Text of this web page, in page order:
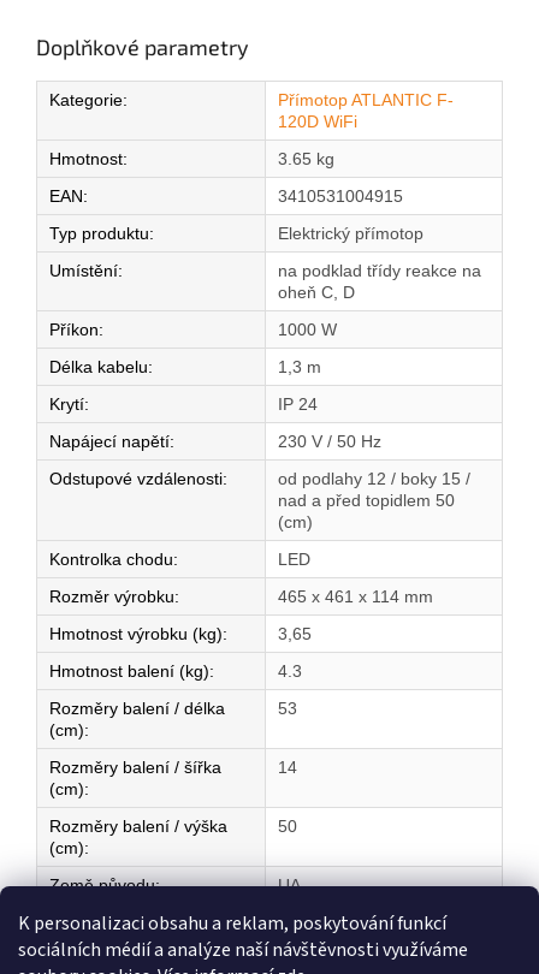
K personalizaci obsahu a reklam, poskytování funkcí
sociálních médií a analýze naší návštěvnosti využíváme
Doplňkové parametry
Kategorie:
Přímotop ATLANTIC F-
120D WiFi
Hmotnost:
3.65 kg
EAN:
3410531004915
Typ produktu:
Elektrický přímotop
Umístění:
na podklad třídy reakce na
oheň C, D
Příkon:
1000 W
Délka kabelu:
1,3 m
Krytí:
IP 24
Napájecí napětí:
230 V / 50 Hz
Odstupové vzdálenosti:
od podlahy 12 / boky 15 /
nad a před topidlem 50
(cm)
Kontrolka chodu:
LED
Rozměr výrobku:
465 x 461 x 114 mm
Hmotnost výrobku (kg):
3,65
Hmotnost balení (kg):
4.3
Rozměry balení / délka
(cm):
53
Rozměry balení / šířka
(cm):
14
Rozměry balení / výška
(cm):
50
Země původu: UA